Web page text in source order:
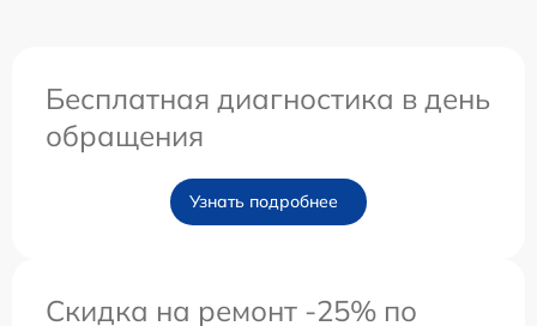
Бесплатная диагностика в день
обращения
Узнать подробнее
Скидка на ремонт -25% по